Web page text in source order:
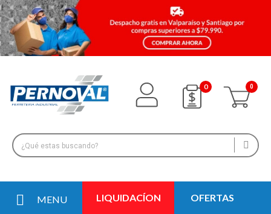
0
MENU LIQUIDACÍON OFERTAS